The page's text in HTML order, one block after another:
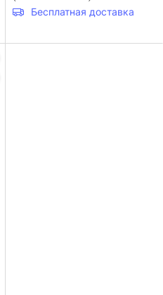
Бесплатная доставка